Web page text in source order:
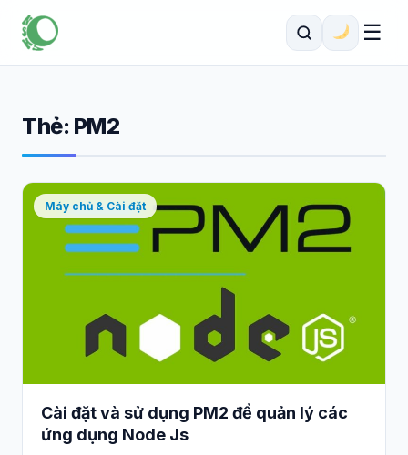
☰
Thẻ: PM2
Máy chủ & Cài đặt
Cài đặt và sử dụng PM2 để quản lý các
ứng dụng Node Js